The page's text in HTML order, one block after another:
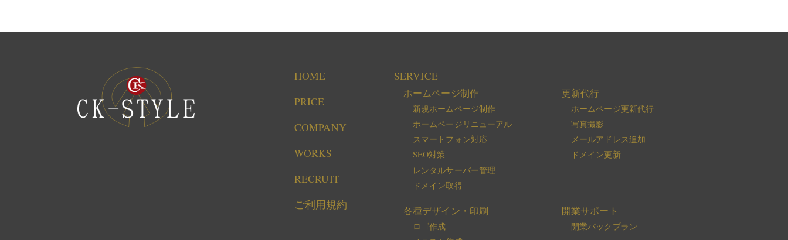
HOME SERVICE
ホームページ制作
新規ホームページ制作
ホームページリニューアル
スマートフォン対応
SEO対策
レンタルサーバー管理
ドメイン取得
更新代行
ホームページ更新代行
写真撮影
メールアドレス追加
ドメイン更新
各種デザイン・印刷
ロゴ作成
開業サポート
開業パックプラン
PRICE
COMPANY
WORKS
RECRUIT
ご利用規約